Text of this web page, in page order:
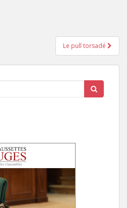
Le pull torsadé